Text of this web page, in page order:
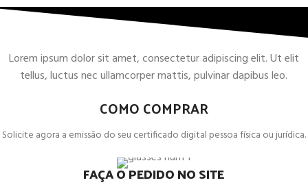
Lorem ipsum dolor sit amet, consectetur adipiscing elit. Ut elit
tellus, luctus nec ullamcorper mattis, pulvinar dapibus leo.
COMO COMPRAR
Solicite agora a emissão do seu certificado digital pessoa física ou jurídica.
FAÇA O PEDIDO NO SITE